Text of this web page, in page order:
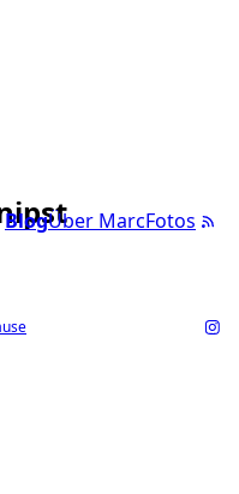
BlogÜber MarcFotos